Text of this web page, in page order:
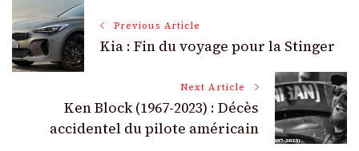
Post
Navigation
Previous Article
Kia : Fin du voyage pour la Stinger
Next Article
Ken Block (1967-2023) : Décès
accidentel du pilote américain